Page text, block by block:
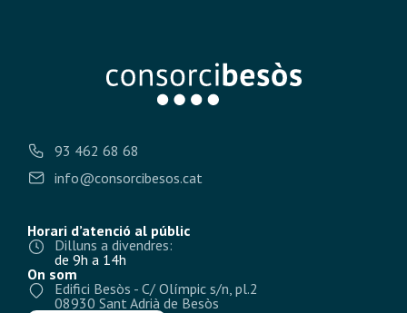
93 462 68 68
info@consorcibesos.cat
Horari d’atenció al públic
Dilluns a divendres:
de 9h a 14h
On som
Edifici Besòs - C/ Olímpic s/n, pl.2
08930 Sant Adrià de Besòs